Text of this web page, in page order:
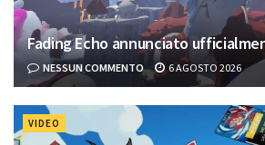
Fading Echo annunciato
NESSUN COMMENTO 6 AGOSTO 2026
VIDEO